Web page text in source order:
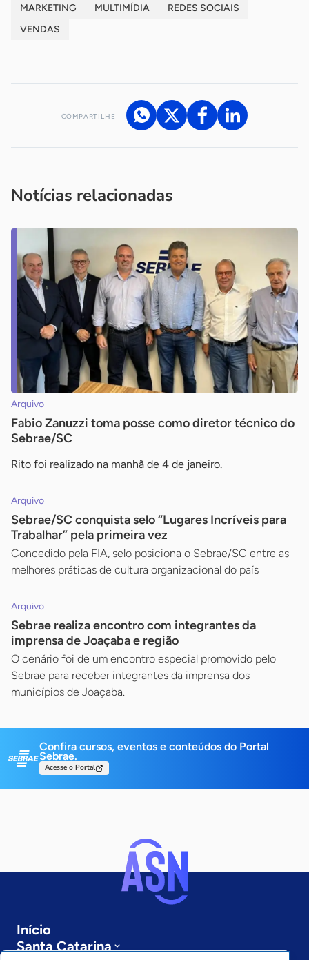
MARKETING MULTIMÍDIA
REDES SOCIAIS
VENDAS
COMPARTILHE
Notícias relacionadas
Arquivo
Fabio Zanuzzi toma posse como diretor técnico do
Sebrae/SC
Rito foi realizado na manhã de 4 de janeiro.
Arquivo
Sebrae/SC conquista selo “Lugares Incríveis para
Trabalhar” pela primeira vez
Concedido pela FIA, selo posiciona o Sebrae/SC entre as
melhores práticas de cultura organizacional do país
Arquivo
Sebrae realiza encontro com integrantes da
imprensa de Joaçaba e região
O cenário foi de um encontro especial promovido pelo
Sebrae para receber integrantes da imprensa dos
municípios de Joaçaba.
Confira cursos, eventos e conteúdos do Portal
Sebrae.
Acesse o Portal
Início
Santa Catarina